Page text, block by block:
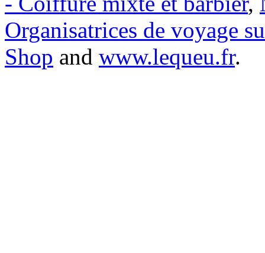
Organisatrices de voyage
Shop and www.lequeu.fr.